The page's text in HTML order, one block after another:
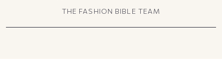
THE FASHION BIBLE TEAM